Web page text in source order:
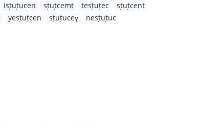
isṭuṭucen sṭuṭcemt tesṭuṭec
sṭuṭcent
yesṭuṭcen sṭuṭuceɣ
nesṭuṭuc